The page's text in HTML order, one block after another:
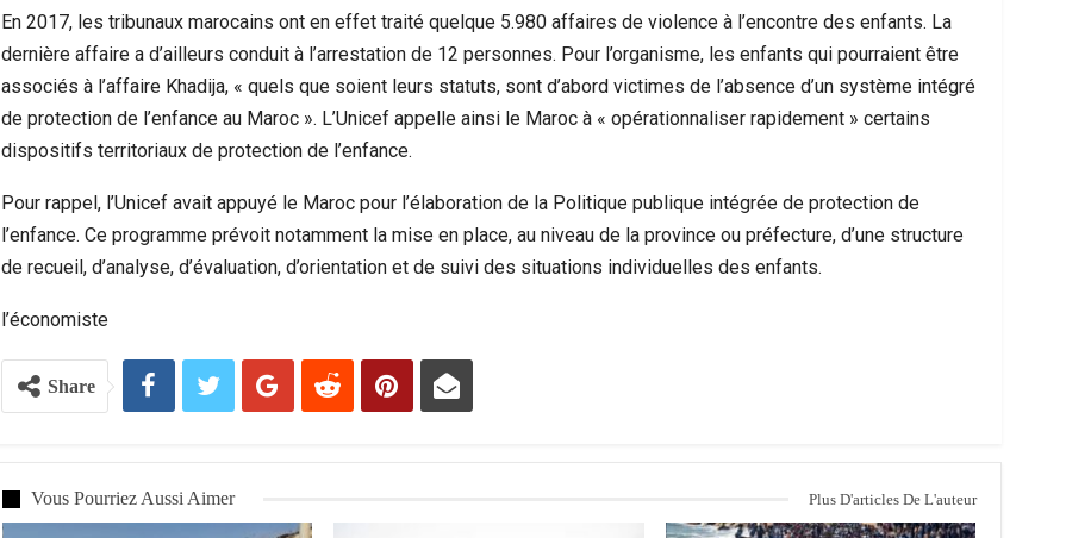
En 2017, les tribunaux marocains ont en effet traité quelque 5.980 affaires de violence à l’encontre des enfants. La
dernière affaire a d’ailleurs conduit à l’arrestation de 12 personnes. Pour l’organisme, les enfants qui pourraient être
associés à l’affaire Khadija, « quels que soient leurs statuts, sont d’abord victimes de l’absence d’un système intégré
de protection de l’enfance au Maroc ». L’Unicef appelle ainsi le Maroc à « opérationnaliser rapidement » certains
dispositifs territoriaux de protection de l’enfance.
Pour rappel, l’Unicef avait appuyé le Maroc pour l’élaboration de la Politique publique intégrée de protection de
l’enfance. Ce programme prévoit notamment la mise en place, au niveau de la province ou préfecture, d’une structure
de recueil, d’analyse, d’évaluation, d’orientation et de suivi des situations individuelles des enfants.
l’économiste
Share
Vous Pourriez Aussi Aimer Plus D'articles De L'auteur
Suffisamment Dans Les Enfants De Sa…
Accident De Quad Qui Bouleverse La…